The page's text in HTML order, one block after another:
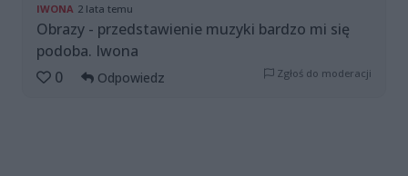
IWONA 2 lata temu
Obrazy - przedstawienie muzyki bardzo mi się
podoba. Iwona
0
Odpowiedz Zgłoś do moderacji